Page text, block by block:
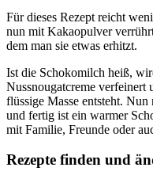
Für dieses Rezept reicht
nun mit Kakaopulver
dem man sie etwas erhitzt.
Ist die Schokomilch heiß,
Nussnougatcreme verfeinert
flüssige Masse entsteht.
und fertig ist ein warmer
mit Familie, Freunde oder
Rezepte finden und